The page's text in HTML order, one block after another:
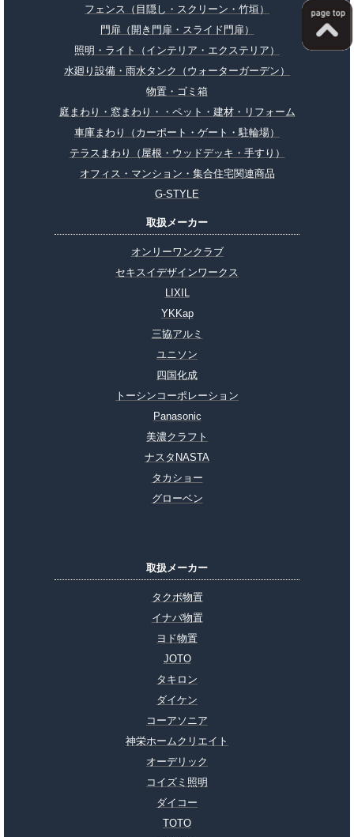
フェンス（目隠し・スクリーン・竹垣）
門扉（開き門扉・スライド門扉）
照明・ライト（インテリア・エクステリア）
水廻り設備・雨水タンク（ウォーターガーデン）
物置・ゴミ箱
庭まわり・窓まわり・・ペット・建材・リフォーム
車庫まわり（カーポート・ゲート・駐輪場）
テラスまわり（屋根・ウッドデッキ・手すり）
オフィス・マンション・集合住宅関連商品
G-STYLE
取扱メーカー
オンリーワンクラブ
セキスイデザインワークス
LIXIL
YKKap
三協アルミ
ユニソン
四国化成
トーシンコーポレーション
Panasonic
美濃クラフト
ナスタNASTA
タカショー
グローベン
取扱メーカー
タクボ物置
イナバ物置
ヨド物置
JOTO
タキロン
ダイケン
コーアソニア
神栄ホームクリエイト
オーデリック
コイズミ照明
ダイコー
TOTO